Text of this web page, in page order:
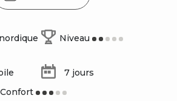
7 jours
Niveau
Confort